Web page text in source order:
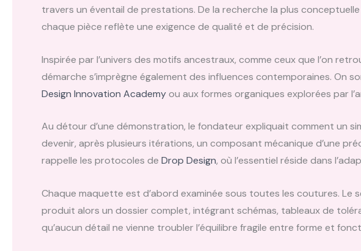
travers un éventail de prestations. De la recherche la plus conceptuelle
chaque pièce reflète une exigence de qualité et de précision.
Inspirée par l’univers des motifs ancestraux, comme ceux que l’on
démarche s’imprègne également des influences contemporaines. On
Design Innovation Academyou aux formes organiques explorées par
Au détour d’une démonstration, le fondateur expliquait comment un
devenir, après plusieurs itérations, un composant mécanique d’une
rappelle les protocoles de Drop Design, où l’essentiel réside dans
Chaque maquette est d’abord examinée sous toutes les coutures. Le
produit alors un dossier complet, intégrant schémas, tableaux de
qu’aucun détail ne vienne troubler l’équilibre fragile entre forme et